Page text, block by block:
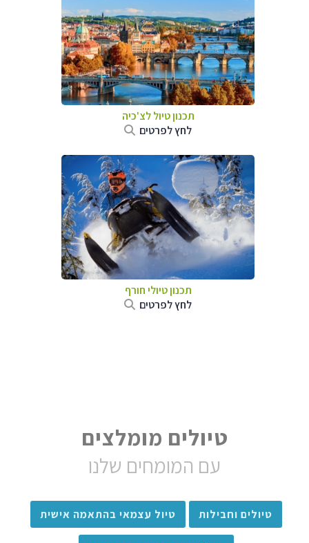
תכנון טיול לצ'כיה
לחץ לפרטים
תכנון טיולי חורף
לחץ לפרטים
טיולים מומלצים
עם המומחים שלנו
טיולים וחבילות טיול עצמאי בהתאמה אישית